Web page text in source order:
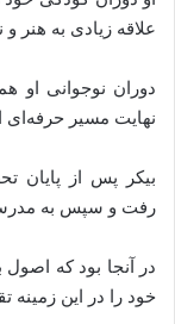
علاقه زیادی به هنر و
دوران نوجوانی او
نهایت مسیر حرفه‌ای
بیکر پس از پایان
رفت و سپس به
در آنجا بودکه اصول
خود را در این زمینه